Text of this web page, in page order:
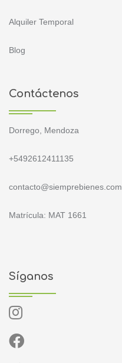
Alquiler Temporal
Blog
Contáctenos
Dorrego, Mendoza
+5492612411135
contacto@siemprebienes.com
Matrícula: MAT 1661
Síganos